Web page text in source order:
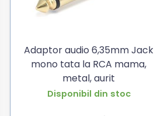
Adaptor audio 6,35mm Jack
mono tata la RCA mama,
metal, aurit
Disponibil din stoc